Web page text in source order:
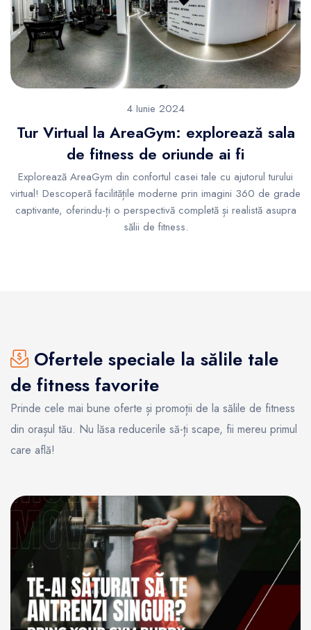
4 Iunie 2024
Tur Virtual la AreaGym: explorează sala
de fitness de oriunde ai fi
Explorează AreaGym din confortul casei tale cu ajutorul turului
virtual! Descoperă facilitățile moderne prin imagini 360 de grade
captivante, oferindu-ți o perspectivă completă și realistă asupra
sălii de fitness.
Ofertele speciale la sălile tale
de fitness favorite
Prinde cele mai bune oferte și promoții de la sălile de fitness
din orașul tău. Nu lăsa reducerile să-ți scape, fii mereu primul
care află!